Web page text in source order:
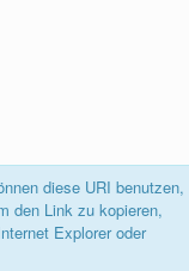
diese URI benutzen,
den Link zu kopieren,
Explorer oder